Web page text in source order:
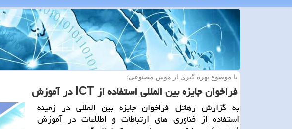
با موضوع بهره گیری از هوش مصنوعی؛
فراخوان جایزه بین المللی استفاده از ICT در آموزش
به گزارش رهاتل فراخوان جایزه بین المللی در زمینه
استفاده از فناوری های ارتباطات و اطلاعات در آموزش